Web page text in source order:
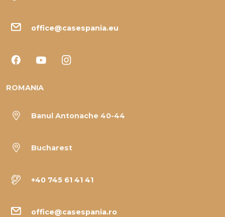
office@casespania.eu
ROMANIA
Banul Antonache 40-44
Bucharest
+40 745 61 41 41
office@casespania.ro